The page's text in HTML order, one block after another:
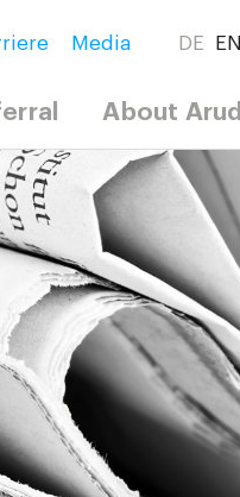
Media DE EN
About Arud